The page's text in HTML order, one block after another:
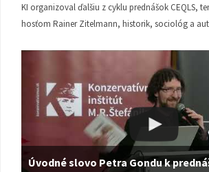
KI organizoval ďalšiu z cyklu prednášok CEQLS,
hosťom Rainer Zitelmann, historik, sociológ a
Úvodné slovo Petra Gondu k